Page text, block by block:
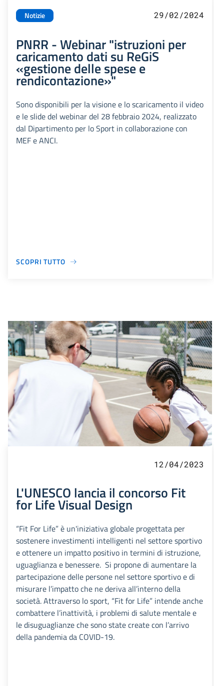
Notizie 29/02/2024
PNRR - Webinar "istruzioni per
caricamento dati su ReGiS
«gestione delle spese e
rendicontazione»"
Sono disponibili per la visione e lo scaricamento il video
e le slide del webinar del 28 febbraio 2024, realizzato
dal Dipartimento per lo Sport in collaborazione con
MEF e ANCI.
SCOPRI TUTTO
12/04/2023
L'UNESCO lancia il concorso Fit
for Life Visual Design
“Fit For Life” è un'iniziativa globale progettata per
sostenere investimenti intelligenti nel settore sportivo
e ottenere un impatto positivo in termini di istruzione,
uguaglianza e benessere. Si propone di aumentare la
partecipazione delle persone nel settore sportivo e di
misurare l’impatto che ne deriva all’interno della
società. Attraverso lo sport, “Fit for Life” intende anche
combattere l’inattività, i problemi di salute mentale e
le disuguaglianze che sono state create con l’arrivo
della pandemia da COVID-19.